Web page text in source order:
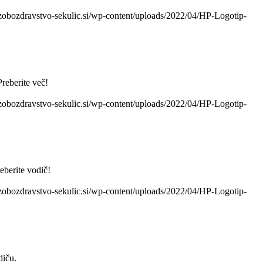
sekulic.si/wp-content/uploads/2022/04/HP-Logotip-
več!
sekulic.si/wp-content/uploads/2022/04/HP-Logotip-
vodič!
sekulic.si/wp-content/uploads/2022/04/HP-Logotip-